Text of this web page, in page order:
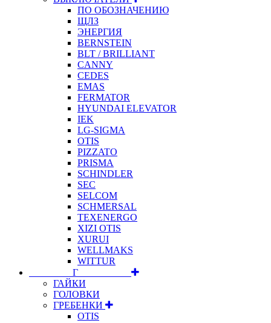
ПО ОБОЗНАЧЕНИЮ
ЩЛЗ
ЭНЕРГИЯ
BERNSTEIN
BLT / BRILLIANT
CANNY
CEDES
EMAS
FERMATOR
HYUNDAI ELEVATOR
IEK
LG-SIGMA
OTIS
PIZZATO
PRISMA
SCHINDLER
SEC
SELCOM
SCHMERSAL
TEXENERGO
XIZI OTIS
XURUI
WELLMAKS
WITTUR
⠀⠀⠀⠀⠀⠀Г⠀⠀⠀⠀⠀⠀⠀
ГАЙКИ
ГОЛОВКИ
ГРЕБЕНКИ
OTIS